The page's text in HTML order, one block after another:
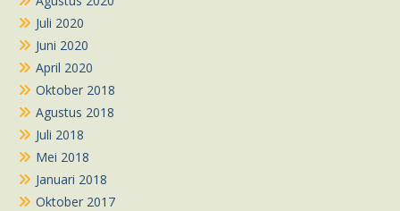
Juli 2020
Juni 2020
April 2020
Oktober 2018
Agustus 2018
Juli 2018
Mei 2018
Januari 2018
Oktober 2017